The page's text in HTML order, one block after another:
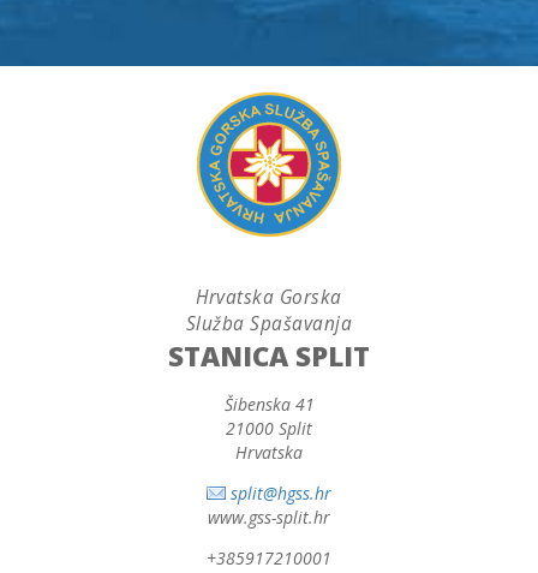
Hrvatska Gorska
Služba Spašavanja
STANICA SPLIT
Šibenska 41
21000 Split
Hrvatska
split@hgss.hr
www.gss-split.hr
+385917210001